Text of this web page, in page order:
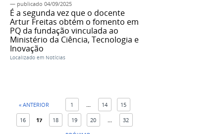
— publicado 04/09/2025
É a segunda vez que o docente
Artur Freitas obtém o fomento em
PQ da fundação vinculada ao
Ministério da Ciência, Tecnologia e
Inovação
Localizado em Notícias
« ANTERIOR 1 ... 14 15
16 17 18 19 20 ...
32